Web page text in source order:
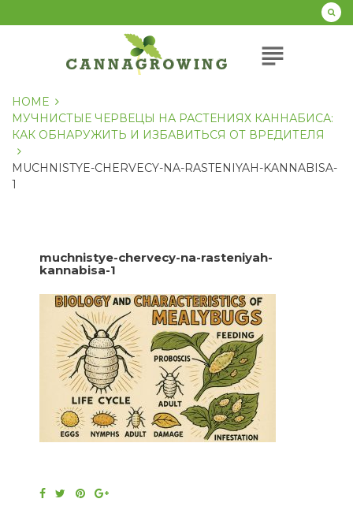
к
subject
HOME
МУЧНИСТЫЕ ЧЕРВЕЦЫ НА РАСТЕНИЯХ КАННАБИСА:
КАК ОБНАРУЖИТЬ И ИЗБАВИТЬСЯ ОТ ВРЕДИТЕЛЯ
MUCHNISTYE-CHERVECY-NA-RASTENIYAH-KANNABISA-
1
muchnistye-chervecy-na-rasteniyah-
kannabisa-1
Facebook
TwitterPinterestGoogle+